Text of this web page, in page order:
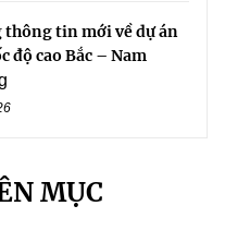
thông tin mới về dự án
độ cao Bắc – Nam
MỤC